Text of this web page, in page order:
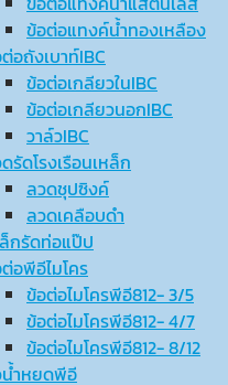
ข้อต่อแทงค์น้ำทองเหลือง
อถังเบาท์IBC
ข้อต่อเกลียวในIBC
ข้อต่อเกลียวนอกIBC
วาล์วIBC
รัดโรงเรือนเหล็ก
ลวดชุปซิงค์
ลวดเคลือบดำ
กรัดท่อแป๊ป
อพีอีไมโคร
ข้อต่อไมโครพีอี812- 3/5
ข้อต่อไมโครพีอี812- 4/7
ข้อต่อไมโครพีอี812- 8/12
ำหยดพีอี